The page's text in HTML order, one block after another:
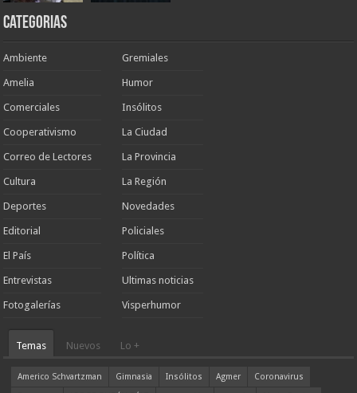
Categorias
Ambiente
Amelia
Comerciales
Cooperativismo
Correo de Lectores
Cultura
Deportes
Editorial
El País
Entrevistas
Fotogalerías
Gremiales
Humor
Insólitos
La Ciudad
La Provincia
La Región
Novedades
Policiales
Política
Ultimas noticias
Visperhumor
Temas Nuevos Lo +
Americo Schvartzman Gimnasia Insólitos Agmer
Coronavirus